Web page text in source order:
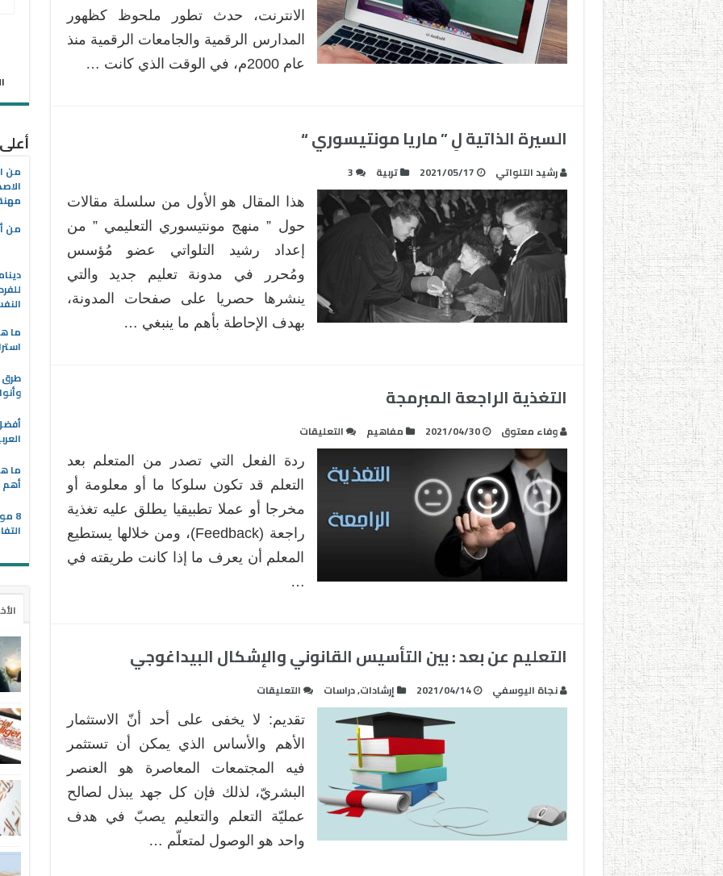
التعليم
الإلكتروني
مغلقة
الانترنت، حدث تطور ملحوظ كظهور
المدارس الرقمية والجامعات الرقمية منذ
عام 2000م، في الوقت الذي كانت …
السيرة الذاتية لِ ” ماريا مونتيسوري “
رشيد التلواتي 2021/05/17 تربية 3
هذا المقال هو الأول من سلسلة مقالات
حول ” منهج مونتيسوري التعليمي ” من
إعداد رشيد التلواتي عضو مُؤسس
ومُحرر في مدونة تعليم جديد والتي
ينشرها حصريا على صفحات المدونة،
بهدف الإحاطة بأهم ما ينبغي …
التغذية الراجعة المبرمجة
وفاء معتوق 2021/04/30 مفاهيم التعليقات
الراجعة
المبرمجة
مغلقة
ردة الفعل التي تصدر من المتعلم بعد
التعلم قد تكون سلوكا ما ‌أو معلومة أو
مخرجا أو عملا تطبيقيا يطلق عليه تغذية
راجعة (Feedback)، ومن خلالها يستطيع
المعلم ‌أن يعرف ما إذا كانت طريقته في
…
التعليم عن بعد : بين التأسيس القانوني والإشكال البيداغوجي
نجاة اليوسفي 2021/04/14 إرشادات,دراسات التعليقات
عن
بعد
:
بين
التأسيس
القانوني
والإشكال
تقديم: لا یخفى على أحد أنّ الاستثمار
الأھم والأساس الذي يمكن أن تستثمر
فيه المجتمعات المعاصرة ھو العنصر
البشريّ، لذلك فإن كل جهد یبذل لصالح
عملیّة التعلم والتعلیم یصبّ في ھدف
واحد هو الوصول لمتعلّم …
من
من
ما
طرق
ما
أهم
8